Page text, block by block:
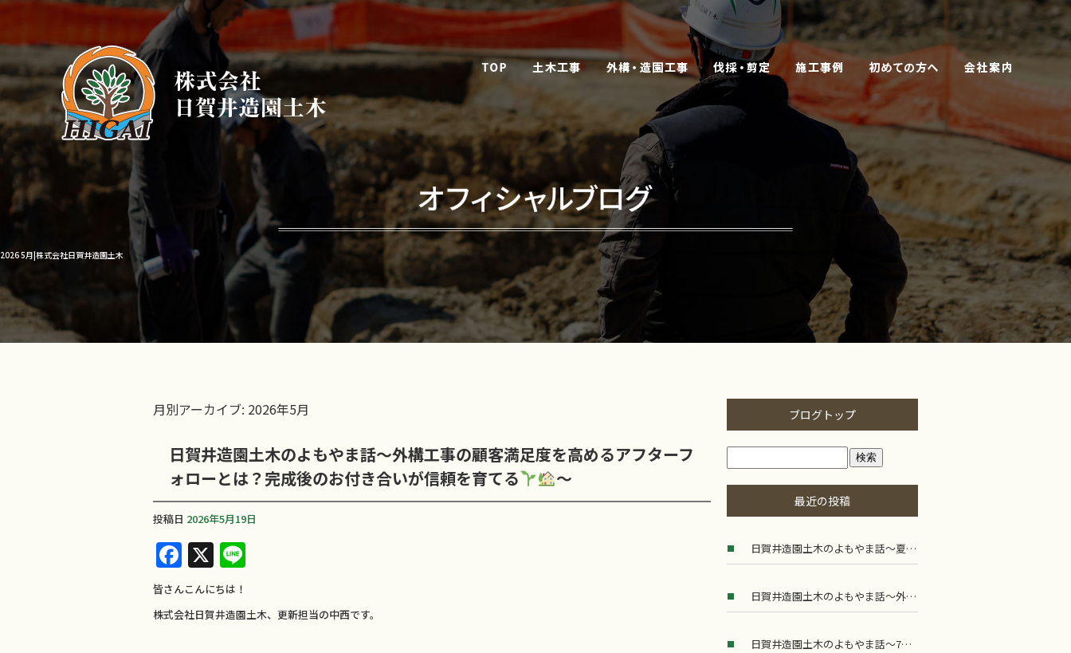
2026 5月|株式会社日賀井造園土木
月別アーカイブ: 2026年5月
日賀井造園土木のよもやま話～外構工事の顧客満足度を高めるアフターフ
ォローとは？完成後のお付き合いが信頼を育てる
～
投稿日 2026年5月19日
F
a
c
e
X
e
皆さんこんにちは！
株式会社日賀井造園土木、更新担当の中西です。
ブログトップ
最近の投稿
日賀井造園土木のよもやま話～夏の外構工事で考えたい快適な外まわりづくり
日賀井造園土木のよもやま話～外構工事に求められる専門性とは
日賀井造園土木のよもやま話～7月の外構工事で気をつけたいポイント